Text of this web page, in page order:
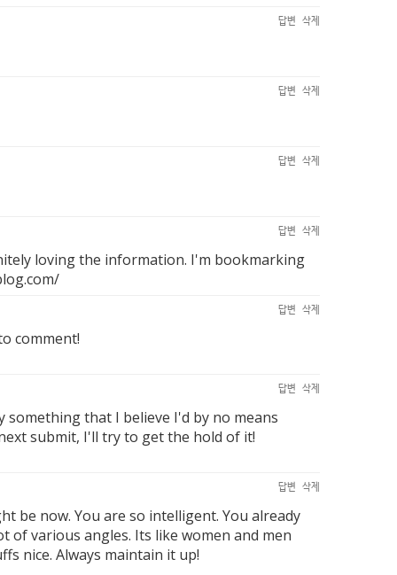
답변 삭제
답변 삭제
답변 삭제
답변 삭제
loving the information. I'm bookmarking
답변 삭제
comment!
답변 삭제
that I believe I'd by no means
submit, I'll try to get the hold of it!
답변 삭제
be now. You are so intelligent. You already
of various angles. Its like women and men
nice. Always maintain it up!